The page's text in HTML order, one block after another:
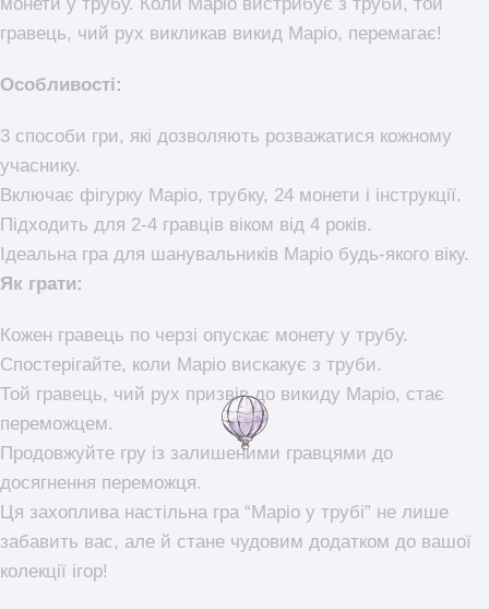
гравець, чий рух викликав викид Маріо, перемагає!
Особливості:
3 способи гри, які дозволяють розважатися кожному
учаснику.
Включає фігурку Маріо, трубку, 24 монети і інструкції.
Підходить для 2-4 гравців віком від 4 років.
Ідеальна гра для шанувальників Маріо будь-якого віку.
Як грати:
Кожен гравець по черзі опускає монету у трубу.
Спостерігайте, коли Маріо вискакує з труби.
Той гравець, чий рух призвів до викиду Маріо, стає
переможцем.
Продовжуйте гру із залишеними гравцями до
досягнення переможця.
Ця захоплива настільна гра “Маріо у трубі” не лише
забавить вас, але й стане чудовим додатком до вашої
колекції ігор!